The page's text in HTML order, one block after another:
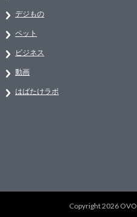
デジもの
ペット
ビジネス
動画
はばたけラボ
Copyright 2026